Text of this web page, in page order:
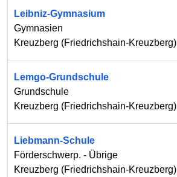
Leibniz-Gymnasium
Gymnasien
Kreuzberg (Friedrichshain-Kreuzberg)
Lemgo-Grundschule
Grundschule
Kreuzberg (Friedrichshain-Kreuzberg)
Liebmann-Schule
Förderschwerp. - Übrige
Kreuzberg (Friedrichshain-Kreuzberg)